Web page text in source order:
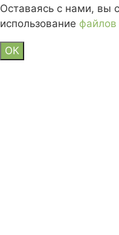
Оставаясь с нами, вы
использование файлов
ОК